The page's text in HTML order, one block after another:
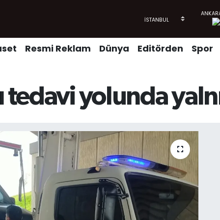
Resmi Reklam Dünya Editörden Spor
tedavi yolunda